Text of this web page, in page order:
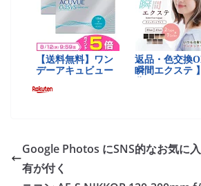
Google Photos にSNS的なお気に
有が付く